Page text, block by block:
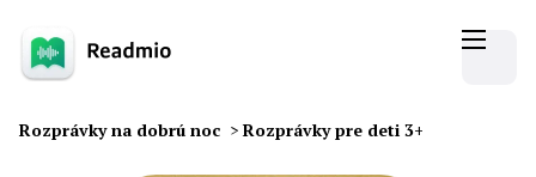
Rozprávky na dobrú noc > Rozprávky pre deti 3+